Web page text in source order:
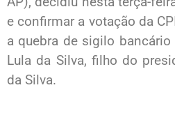
e confirmar a votação da
a quebra de sigilo
Lula da Silva, filho do
da Silva.